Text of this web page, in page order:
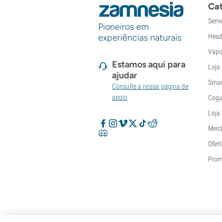
Super Sativa Seed Club
Super Strains
Sweet Seeds
T.H. Seeds
Top Tao Seeds
Vision Seeds
World Of Seeds
Seed Banks
Pioneiros em
experiências naturais
Estamos aqui para
ajudar
Consulte a nossa página de
apoio
Loja
Loja